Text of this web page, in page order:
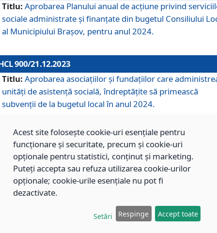
Titlu: Aprobarea Planului anual de acțiune privind
sociale administrate și finanțate din bugetul Consiliului
al Municipiului Brașov, pentru anul 2024.
900/21.12.2023
Titlu: Aprobarea asociațiilor şi fundațiilor care
unități de asistenţă socială, îndreptăţite să primească
subvenţii de la bugetul local în anul 2024.
899/21.12.2023
Aprobarea standardelor de cost pentru serviciile
sociale furnizate în cadrul Direcției de Asistență Socială
Brașov, pentru anul 2024.
Modificarea Anexei la H.C.L. nr. 91 din 09.02.2018,
Acest site folosește cookie-uri esențiale pentru
funcționare și securitate, precum și cookie-uri
opționale pentru statistici, conținut și marketing.
Puteți accepta sau refuza utilizarea cookie-urilor
opționale; cookie-urile esențiale nu pot fi
dezactivate.
Setări Respinge Accept toate